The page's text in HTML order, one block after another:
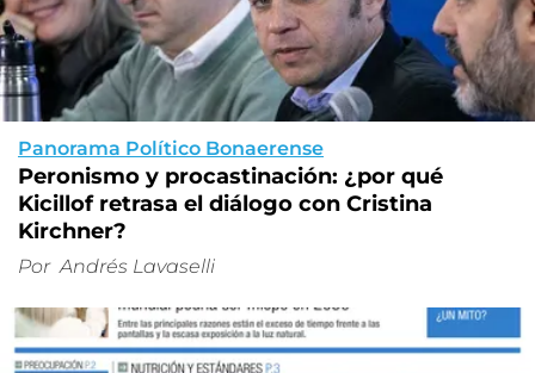
Panorama Político Bonaerense
Peronismo y procastinación: ¿por qué
Kicillof retrasa el diálogo con Cristina
Kirchner?
Por Andrés Lavaselli